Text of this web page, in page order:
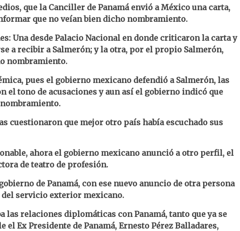
que la Canciller de Panamá envió a México una carta,
que no veían bien dicho nombramiento.
Una desde Palacio Nacional en donde criticaron la carta y
a recibir a Salmerón; y la otra, por el propio Salmerón,
nombramiento.
pues el gobierno mexicano defendió a Salmerón, las
el tono de acusaciones y aun así el gobierno indicó que
cuestionaron que mejor otro país había escuchado sus
ahora el gobierno mexicano anunció a otro perfil, el
de teatro de profesión.
de Panamá, con ese nuevo anuncio de otra persona
del servicio exterior mexicano.
las relaciones diplomáticas con Panamá, tanto que ya se
el Ex Presidente de Panamá, Ernesto Pérez Balladares,